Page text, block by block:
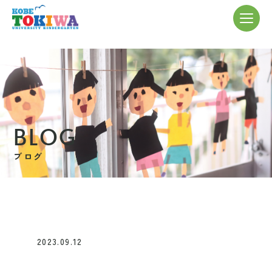
BLOG
ブログ
2023.09.12